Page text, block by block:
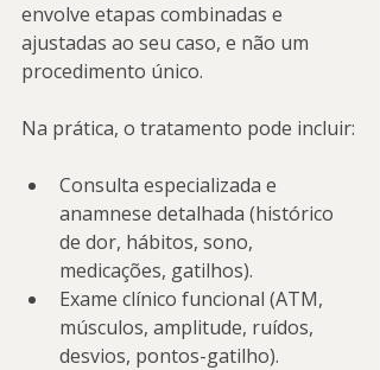
envolve etapas combinadas e
ajustadas ao seu caso, e não um
procedimento único.
Na prática, o tratamento pode incluir:
Consulta especializada e
anamnese detalhada (histórico
de dor, hábitos, sono,
medicações, gatilhos).
Exame clínico funcional (ATM,
músculos, amplitude, ruídos,
desvios, pontos-gatilho).